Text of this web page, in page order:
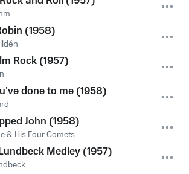
(1958)
Rock (1957)
done to me (1958)
John (1958)
& His Four Comets
Medley (1957)